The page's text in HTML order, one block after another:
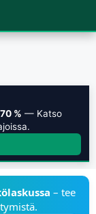
% — Katso
– tee